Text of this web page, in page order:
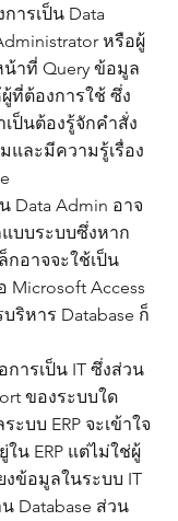
ารเป็น Data
หรือผู้
าที่ Query ข้อมูล
ที่ต้องการใช้ ซึ่ง
เป็นต้องรู้จักคำสั่ง
และมีความรู้เรื่อง
Data Admin อาจ
บบระบบซึ่งหาก
อาจจะใช้เป็น
Microsoft Access
ริหาร Database ก็
ารเป็น IT ซึ่งส่วน
ของระบบใด
ะบบ ERP จะเข้าใจ
น ERP แต่ไม่ใช่ผู้
งข้อมูลในระบบ IT
Database ส่วน